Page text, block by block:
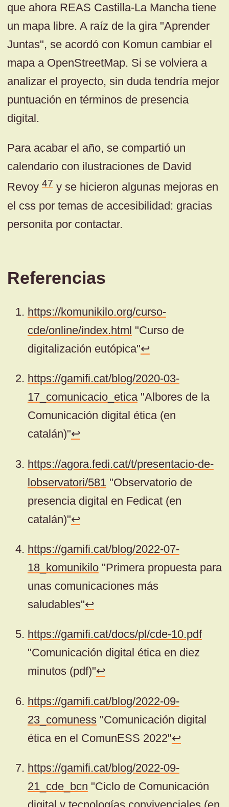
que ahora REAS Castilla-La Mancha tiene
un mapa libre. A raíz de la gira "Aprender
Juntas", se acordó con Komun cambiar el
mapa a OpenStreetMap. Si se volviera a
analizar el proyecto, sin duda tendría mejor
puntuación en términos de presencia
digital.
Para acabar el año, se compartió un
calendario con ilustraciones de David
Revoy 47y se hicieron algunas mejoras en
el css por temas de accesibilidad: gracias
personita por contactar.
Referencias
https://komunikilo.org/curso-
cde/online/index.html "Curso de
digitalización eutópica"↩
https://gamifi.cat/blog/2020-03-
17_comunicacio_etica"Albores de la
Comunicación digital ética (en
catalán)"↩
https://agora.fedi.cat/t/presentacio-de-
lobservatori/581 "Observatorio de
presencia digital en Fedicat (en
catalán)"↩
https://gamifi.cat/blog/2022-07-
18_komunikilo"Primera propuesta para
unas comunicaciones más
saludables"↩
https://gamifi.cat/docs/pl/cde-10.pdf
"Comunicación digital ética en diez
minutos (pdf)"↩
https://gamifi.cat/blog/2022-09-
23_comuness"Comunicación digital
ética en el ComunESS 2022"↩
https://gamifi.cat/blog/2022-09-
21_cde_bcn "Ciclo de Comunicación